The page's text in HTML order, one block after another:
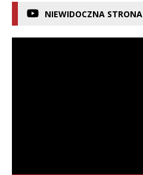
NIEWIDOCZNA STRONA